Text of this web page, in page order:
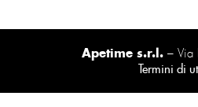
Apetime s.r.l.– Via
Termini di